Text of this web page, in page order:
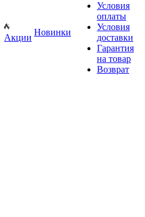
Акции
Новинки
Условия
оплаты
Условия
доставки
Гарантия
на товар
Возврат